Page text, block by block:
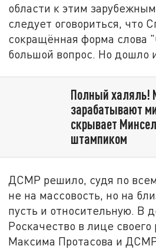
области к этим
следует оговориться, что
сокращённая форма слова
большой вопрос. Но дошло
Полный халяль!
зарабатывают
скрывает
штампиком
ДСМР решило, судя по
не на массовость, но на
пусть и относительную. В
Роскачество в лице своего
Максима Протасова и